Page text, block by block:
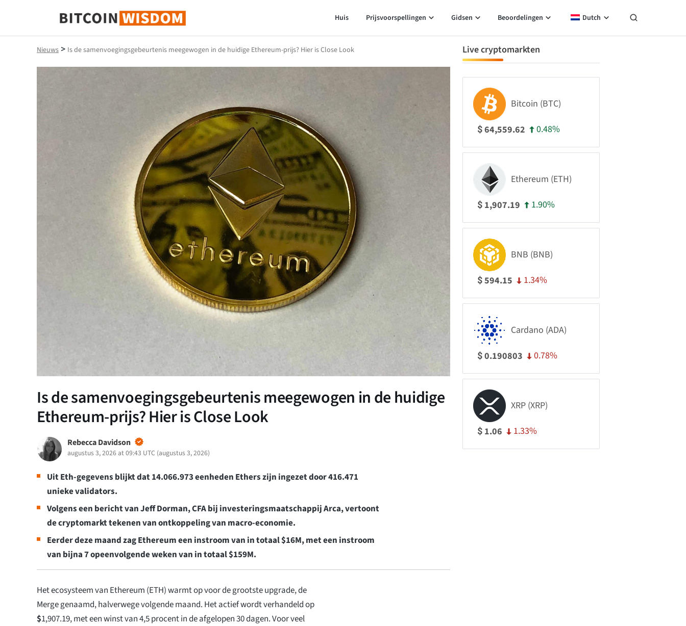
Bitcoin-wijsheid
Huis Prijsvoorspellingen Gidsen Beoordelingen Dutch
Nieuws > Is de samenvoegingsgebeurtenis meegewogen in de huidige Ethereum-prijs? Hier is Close Look
Is de samenvoegingsgebeurtenis meegewogen in de huidige
Ethereum-prijs? Hier is Close Look
Rebecca Davidson
augustus 3, 2026 at 09:43 UTC (augustus 3, 2026)
Uit Eth-gegevens blijkt dat 14.066.973 eenheden Ethers zijn ingezet door 416.471
unieke validators.
Volgens een bericht van Jeff Dorman, CFA bij investeringsmaatschappij Arca, vertoont
de cryptomarkt tekenen van ontkoppeling van macro-economie.
Eerder deze maand zag Ethereum een instroom van in totaal $16M, met een instroom
van bijna 7 opeenvolgende weken van in totaal $159M.
Het ecosysteem van Ethereum (ETH) warmt op voor de grootste upgrade, de
Merge genaamd, halverwege volgende maand. Het actief wordt verhandeld op
$1,907.19, met een winst van 4,5 procent in de afgelopen 30 dagen. Voor veel
Live cryptomarkten
Bitcoin (BTC)
$64,559.62 0.48%
Ethereum (ETH)
$ 1,907.19 1.90%
BNB (BNB)
$594.15 1.34%
Cardano (ADA)
$0.190803 0.78%
XRP (XRP)
$ 1.06 1.33%